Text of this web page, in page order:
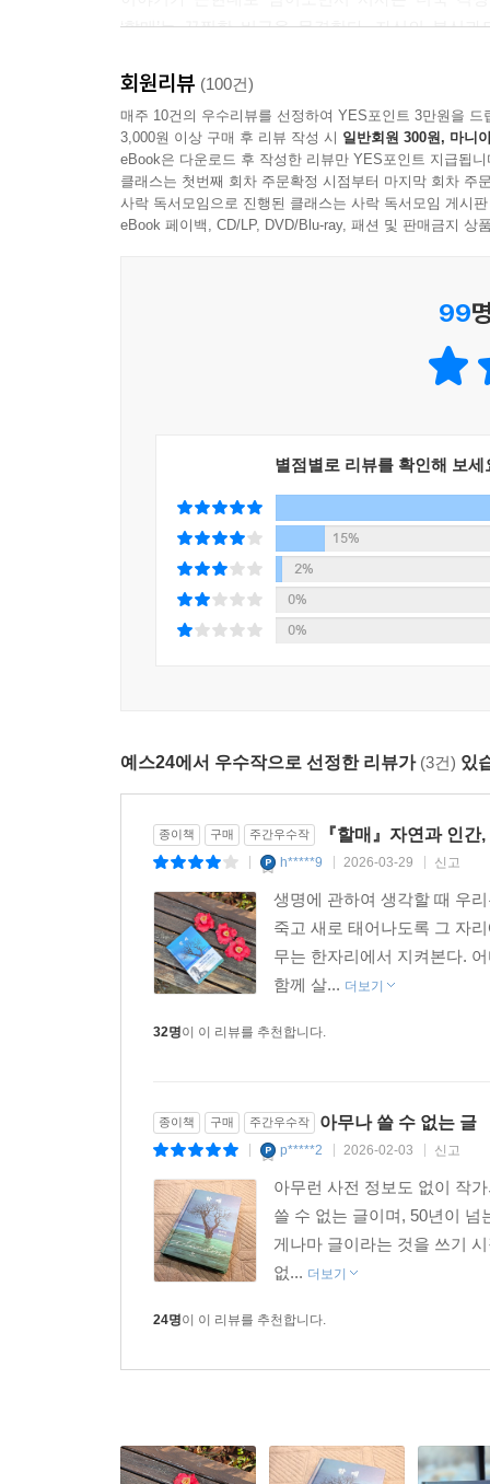
‘할매’는 끔찍한 비극을 목격한다. 자신의 분신
인해 바닷길은 막혀버린다. 저자는 평생을 갯벌에
참혹한 현장을 서늘할 정도로 정밀하게 묘파한
순교자의 후손이자 평생을 민주화운동에 헌신한
끌어안는 신부와, 죽음의 땅이라 불리는 갯벌 한
수 없는 생명의 끈질긴 생명력을 증언한다.
600여년의 시간 속으로 빨아들인다. 소설은
세계로 뻗어나가며 전세계 독자의 마음을 사로잡
것이다. 또한 책을 덮는 순간 독자들의 마음속
우리가 잃어버린 ‘기억’이자 ‘근원’을 되찾는 여정이
회원리뷰 (100건)
매주 10건의 우수리뷰를 선정하여 YES포인트 3만원을 드
3,000원 이상 구매 후 리뷰 작성 시 일반회원 300원, 마니
eBook은 다운로드 후 작성한 리뷰만 YES포인트 지급됩니
클래스는 첫번째 회차 주문확정 시점부터 마지막 회차 주
사락 독서모임으로 진행된 클래스는 사락 독서모임 게시
eBook 페이백, CD/LP, DVD/Blu-ray, 패션 및 판매금지 상
99
별점별로 리뷰를 확인해 보세
15%
2%
0%
0%
예스24에서 우수작으로 선정한 리뷰가 (3건) 있
종이책 구매 주간우수작 『할매』자연과 인
h*****9 2026-03-29 신고
생명에 관하여 생각할 때 우
죽고 새로 태어나도록 그 자
무는 한자리에서 지켜본다.
함께 살... 더보기
32명이 이 리뷰를 추천합니다.
종이책 구매 주간우수작 아무나 쓸 수 없는 글
p*****2 2026-02-03 신고
아무런 사전 정보도 없이 작
쓸 수 없는 글이며, 50년이
게나마 글이라는 것을 쓰기
없... 더보기
24명이 이 리뷰를 추천합니다.